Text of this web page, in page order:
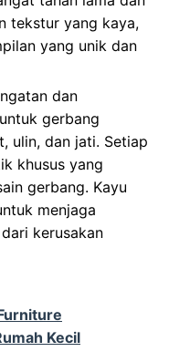
tekstur yang kaya,
yang unik dan
dan
gerbang
ulin, dan jati. Setiap
khusus yang
gerbang. Kayu
menjaga
kerusakan
Kecil